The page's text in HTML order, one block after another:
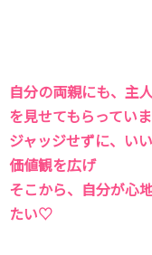
自分の両親にも、主
を見せてもらっていま
ジャッジせずに、い
価値観を広げ
そこから、自分が心
たい♡